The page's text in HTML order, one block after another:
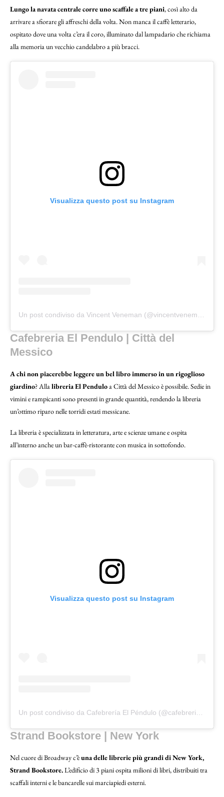
Lungo la navata centrale corre uno scaffale a tre piani, così alto da
arrivare a sfiorare gli affreschi della volta. Non manca il caffè letterario,
ospitato dove una volta c’era il coro, illuminato dal lampadario che richiama
alla memoria un vecchio candelabro a più bracci.
Visualizza questo post su Instagram
Cafebreria El Pendulo | Città del
Messico
A chi non piacerebbe leggere un bel libro immerso in un rigoglioso
giardino? Alla libreria El Penduloa Città del Messico è possibile. Sedie in
vimini e rampicanti sono presenti in grande quantità, rendendo la libreria
un’ottimo riparo nelle torridi estati messicane.
La libreria è specializzata in letteratura, arte e scienze umane e ospita
all’interno anche un bar-caffè-ristorante con musica in sottofondo.
Visualizza questo post su Instagram
Strand Bookstore | New York
Nel cuore di Broadway c’èuna delle librerie più grandi di New York,
Strand Bookstore.L’edificio di 3 piani ospita milioni di libri, distribuiti tra
scaffali interni e le bancarelle sui marciapiedi esterni.